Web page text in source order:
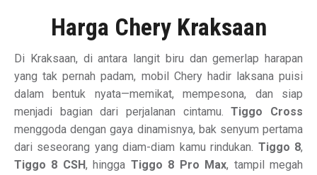
Harga Chery Kraksaan
Di Kraksaan, di antara langit biru dan gemerlap harapan
yang tak pernah padam, mobil Chery hadir laksana puisi
dalam bentuk nyata—memikat, mempesona, dan siap
menjadi bagian dari perjalanan cintamu.Tiggo Cross
menggoda dengan gaya dinamisnya, bak senyum pertama
dari seseorang yang diam-diam kamu rindukan. Tiggo 8,
Tiggo 8 CSH, hingga Tiggo 8 Pro Max, tampil megah